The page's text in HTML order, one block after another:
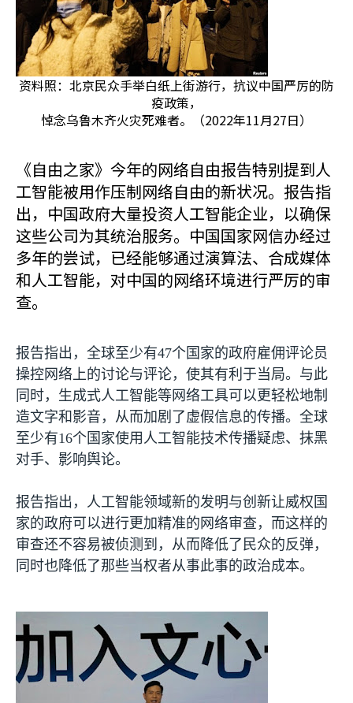
资料照：北京民众手举白纸上街游行，抗议中国严厉的防
疫政策，
悼念乌鲁木齐火灾死难者。（2022年11月27日）
《自由之家》今年的网络自由报告特别提到人
工智能被用作压制网络自由的新状况。报告指
出，中国政府大量投资人工智能企业，以确保
这些公司为其统治服务。中国国家网信办经过
多年的尝试，已经能够通过演算法、合成媒体
和人工智能，对中国的网络环境进行严厉的审
查。
报告指出，全球至少有47个国家的政府雇佣评论员
操控网络上的讨论与评论，使其有利于当局。与此
同时，生成式人工智能等网络工具可以更轻松地制
造文字和影音，从而加剧了虚假信息的传播。全球
至少有16个国家使用人工智能技术传播疑虑、抹黑
对手、影响舆论。
报告指出，人工智能领域新的发明与创新让威权国
家的政府可以进行更加精准的网络审查，而这样的
审查还不容易被侦测到，从而降低了民众的反弹，
同时也降低了那些当权者从事此事的政治成本。